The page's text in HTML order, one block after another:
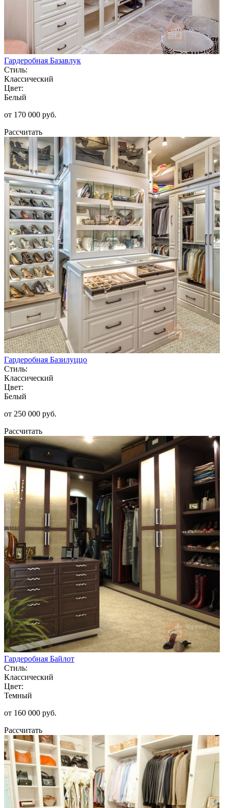
Гардеробная Базавлук
Стиль:
Классический
Цвет:
Белый
от 170 000 руб.
Рассчитать
Гардеробная Базилуццо
Стиль:
Классический
Цвет:
Белый
от 250 000 руб.
Рассчитать
Гардеробная Байлот
Стиль:
Классический
Цвет:
Темный
от 160 000 руб.
Рассчитать